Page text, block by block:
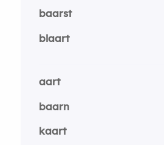
baarst
blaart
aart
baarn
kaart